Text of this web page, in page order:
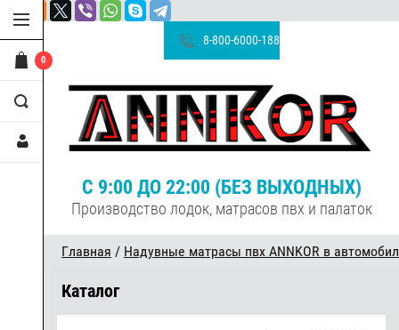
0
8-800-6000-188
С 9:00 ДО 22:00 (БЕЗ ВЫХОДНЫХ)
Производство лодок, матрасов пвх и палаток
Главная / Надувные матрасы пвх ANNKOR в
Каталог